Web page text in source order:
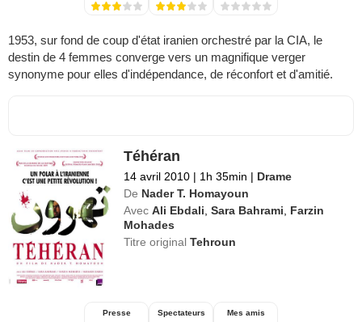
1953, sur fond de coup d'état iranien orchestré par la CIA, le
destin de 4 femmes converge vers un magnifique verger
synonyme pour elles d'indépendance, de réconfort et d'amitié.
Téhéran
14 avril 2010 | 1h 35min | Drame
De Nader T. Homayoun
Avec Ali Ebdali ,Sara Bahrami
Farzin
Mohades
Titre originalTehroun
Presse Spectateurs Mes amis